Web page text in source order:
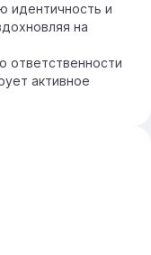
идентичность и
на
ответственности
активное